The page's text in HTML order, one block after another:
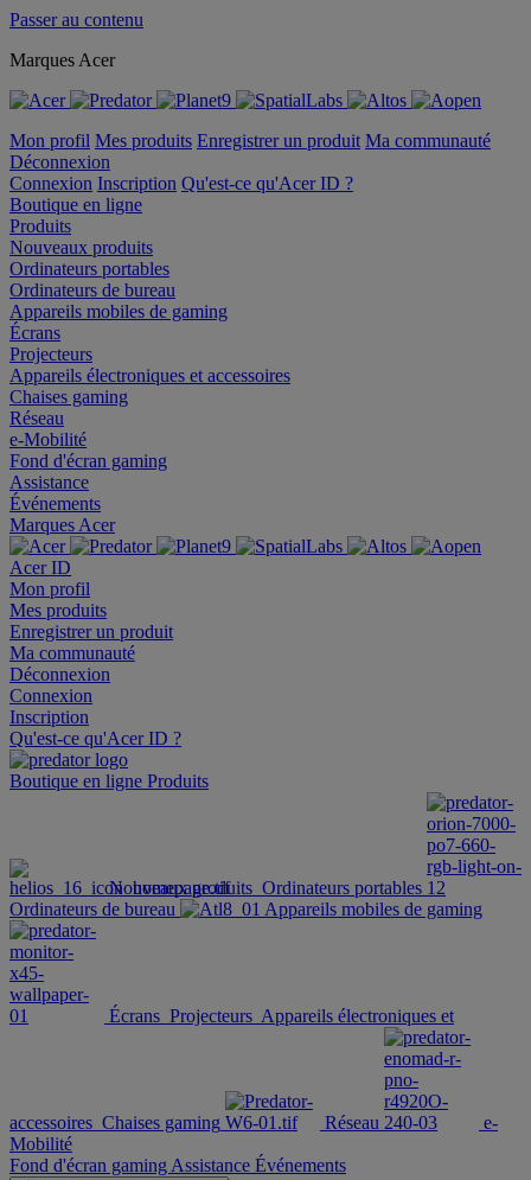
Passer au contenu
Marques Acer
Mon profil Mes produits Enregistrer un produit Ma communauté
Déconnexion
Connexion Inscription Qu'est-ce qu'Acer ID ?
Boutique en ligne
Produits
Nouveaux produits
Ordinateurs portables
Ordinateurs de bureau
Appareils mobiles de gaming
Écrans
Projecteurs
Appareils électroniques et accessoires
Chaises gaming
Réseau
e-Mobilité
Fond d'écran gaming
Assistance
Événements
Marques Acer
Acer ID
Mon profil
Mes produits
Enregistrer un produit
Ma communauté
Déconnexion
Connexion
Inscription
Qu'est-ce qu'Acer ID ?
Boutique en ligne Produits
Nouveaux produits Ordinateurs portables
Ordinateurs de bureau
Appareils mobiles de gaming
Écrans Projecteurs Appareils électroniques et
accessoires Chaises gaming Réseau
e-
Mobilité
Fond d'écran gaming Assistance Événements